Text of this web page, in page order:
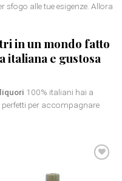
sfogo alle tue esigenze. Allora
in un mondo fatto
italianae gustosa
100% italiani hai a
per accompagnare